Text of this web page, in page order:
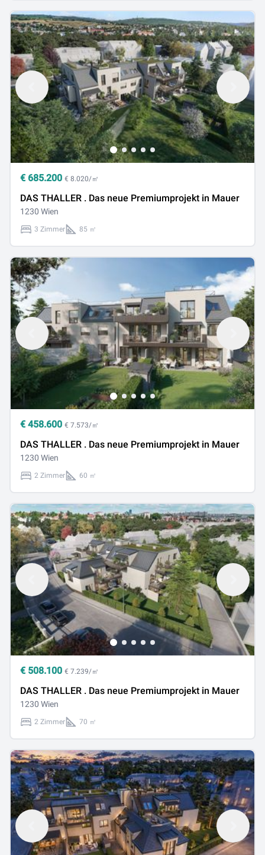
€ 685.200 € 8.020/㎡
DAS THALLER . Das neue Premiumprojekt in Mauer
1230 Wien
3 Zimmer 85 ㎡
€ 458.600 € 7.573/㎡
DAS THALLER . Das neue Premiumprojekt in Mauer
1230 Wien
2 Zimmer 60 ㎡
€ 508.100 € 7.239/㎡
DAS THALLER . Das neue Premiumprojekt in Mauer
1230 Wien
2 Zimmer 70 ㎡